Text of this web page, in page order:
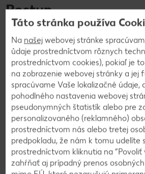
Postup
1
Žĺtky vyšľaháme s maslom a
Pridáme múku, orechy, kakao a
Bielky vyšľaháme do tuhého
vmiešame do cesta. Na plech
pečenie a vylejeme cesto.
približne 30 minút. Korpus
2
Táto stránka používa
Na našej webovej stránke
údaje prostredníctvom rôznych
prostredníctvom cookies), pokiaľ je
na zobrazenie webovej stránky a jej
spracúvame Vaše lokalizačné údaje,
pohodlného nastavenia webovej
pseudonymných štatistík alebo pre
personalizovaného (reklamného)
prostredníctvom nás alebo tretej
predpokladu, že nám k tomu udelíte
prostredníctvom kliknutia na “Povoliť
zahŕňať aj prípadný prenos